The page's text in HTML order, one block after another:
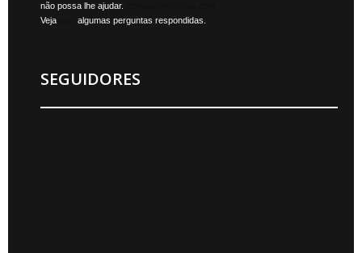
não possa lhe ajudar.
Veja
algumas perguntas respondidas.
SEGUIDORES